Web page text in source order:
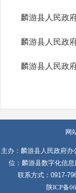
网
主办：麟游县人民政府办
位：麟游县数字化信息
联系方式：0917-
陕ICP备